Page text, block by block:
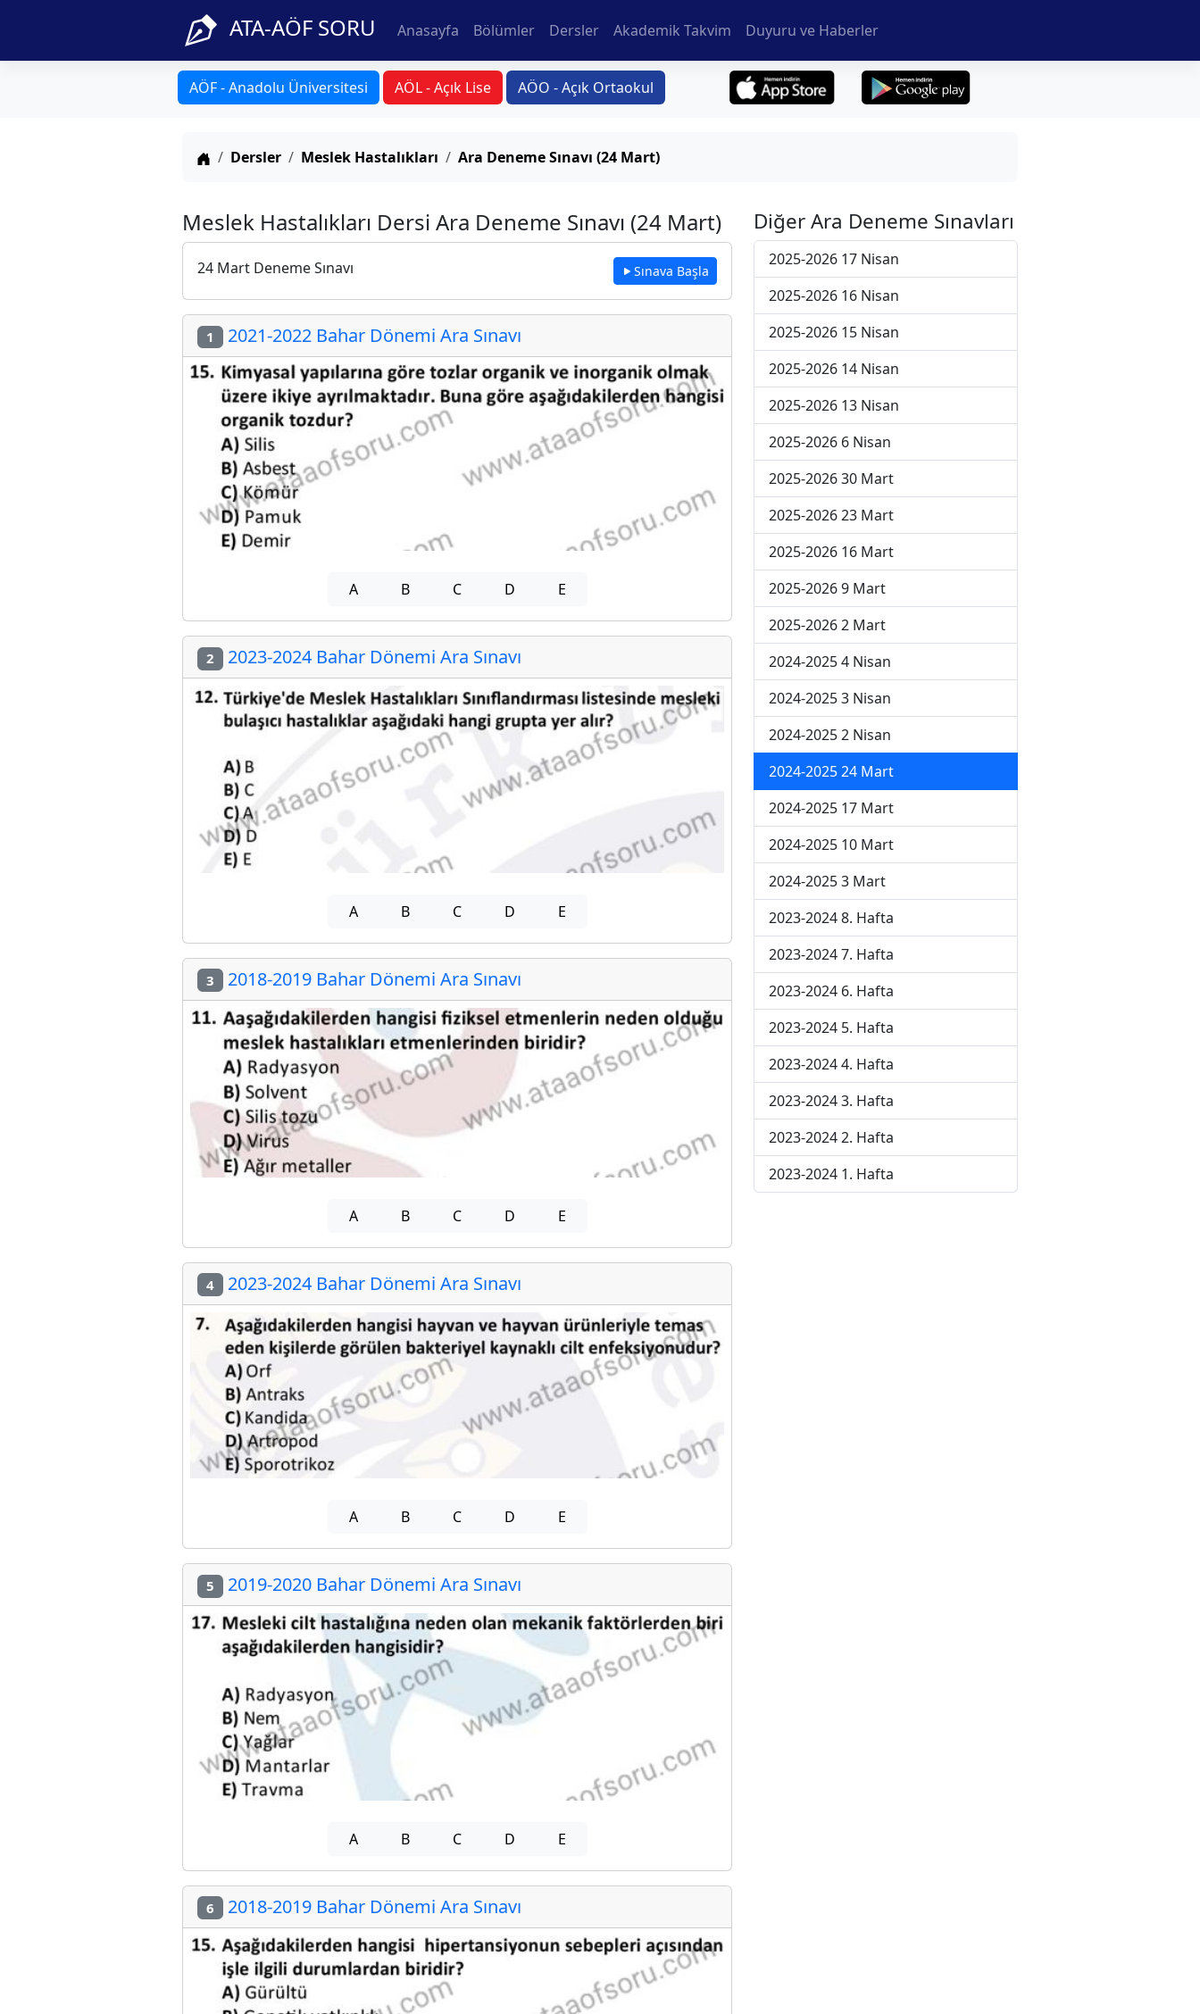
ATA-AÖF SORU Anasayfa Bölümler Dersler Akademik Takvim Duyuru ve Haberler
AÖF - Anadolu Üniversitesi AÖL - Açık Lise AÖO - Açık Ortaokul
Anasayfa
Dersler Meslek Hastalıkları Ara Deneme Sınavı (24 Mart)
Meslek Hastalıkları Dersi Ara Deneme Sınavı (24 Mart)
24 Mart Deneme Sınavı Sınava Başla
1 2021-2022 Bahar Dönemi Ara Sınavı
A B C D E
2 2023-2024 Bahar Dönemi Ara Sınavı
A B C D E
3 2018-2019 Bahar Dönemi Ara Sınavı
A B C D E
4 2023-2024 Bahar Dönemi Ara Sınavı
A B C D E
5 2019-2020 Bahar Dönemi Ara Sınavı
A B C D E
6 2018-2019 Bahar Dönemi Ara Sınavı
Diğer Ara Deneme Sınavları
2025-2026 17 Nisan
2025-2026 16 Nisan
2025-2026 15 Nisan
2025-2026 14 Nisan
2025-2026 13 Nisan
2025-2026 6 Nisan
2025-2026 30 Mart
2025-2026 23 Mart
2025-2026 16 Mart
2025-2026 9 Mart
2025-2026 2 Mart
2024-2025 4 Nisan
2024-2025 3 Nisan
2024-2025 2 Nisan
2024-2025 24 Mart
2024-2025 17 Mart
2024-2025 10 Mart
2024-2025 3 Mart
2023-2024 8. Hafta
2023-2024 7. Hafta
2023-2024 6. Hafta
2023-2024 5. Hafta
2023-2024 4. Hafta
2023-2024 3. Hafta
2023-2024 2. Hafta
2023-2024 1. Hafta